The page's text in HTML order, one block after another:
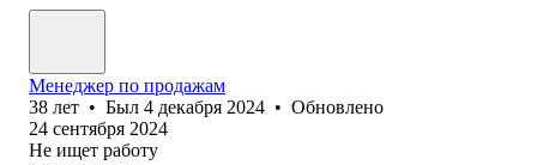
Менеджер по продажам
38 лет • Был 4 декабря 2024 • Обновлено
24 сентября 2024
Не ищет работу